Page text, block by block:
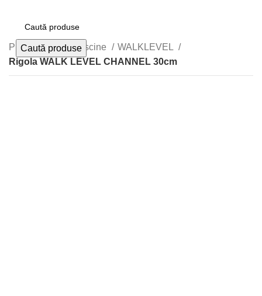
Caută produse
Prima pagină Piscine
WALKLEVEL
Rigola WALK LEVEL CHANNEL 30cm